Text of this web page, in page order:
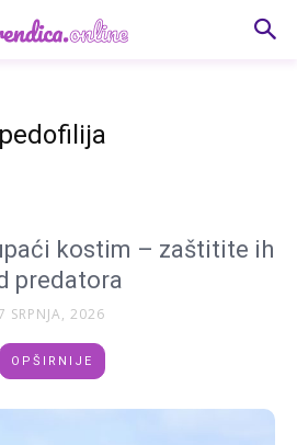
pedofilija
kostim – zaštitite ih
predatora
SRPNJA, 2026
OPŠIRNIJE